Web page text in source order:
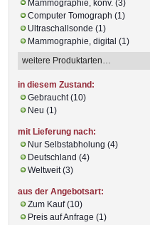
Mammographie, konv. (3)
Computer Tomograph (1)
Ultraschallsonde (1)
Mammographie, digital (1)
in diesem Zustand:
Gebraucht (10)
Neu (1)
mit Lieferung nach:
Nur Selbstabholung (4)
Deutschland (4)
Weltweit (3)
aus der Angebotsart:
Zum Kauf (10)
Preis auf Anfrage (1)